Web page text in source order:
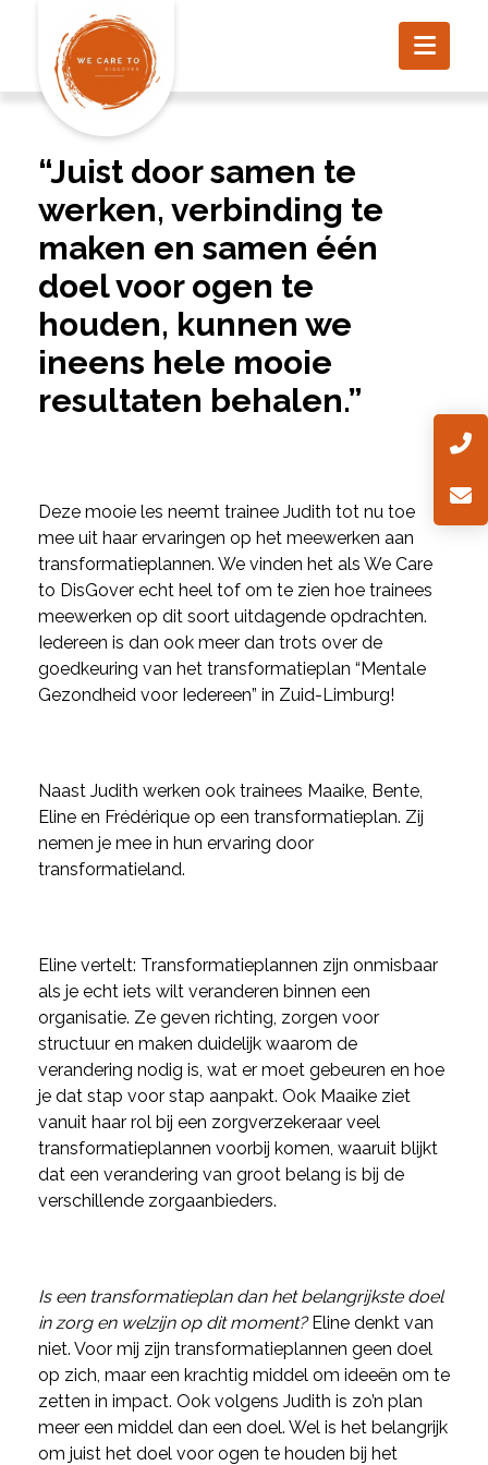
“Juist door samen te
werken, verbinding te
maken en samen één
doel voor ogen te
houden, kunnen we
ineens hele mooie
resultaten behalen.”
Deze mooie les neemt trainee Judith tot nu toe
mee uit haar ervaringen op het meewerken aan
transformatieplannen. We vinden het als We Care
to DisGover echt heel tof om te zien hoe trainees
meewerken op dit soort uitdagende opdrachten.
Iedereen is dan ook meer dan trots over de
goedkeuring van het transformatieplan “Mentale
Gezondheid voor Iedereen” in Zuid-Limburg!
Naast Judith werken ook trainees Maaike, Bente,
Eline en Frédérique op een transformatieplan. Zij
nemen je mee in hun ervaring door
transformatieland.
Eline vertelt: Transformatieplannen zijn onmisbaar
als je echt iets wilt veranderen binnen een
organisatie. Ze geven richting, zorgen voor
structuur en maken duidelijk waarom de
verandering nodig is, wat er moet gebeuren en hoe
je dat stap voor stap aanpakt. Ook Maaike ziet
vanuit haar rol bij een zorgverzekeraar veel
transformatieplannen voorbij komen, waaruit blijkt
dat een verandering van groot belang is bij de
verschillende zorgaanbieders.
Is een transformatieplan dan het belangrijkste doel
in zorg en welzijn op dit moment?Eline denkt van
niet. Voor mij zijn transformatieplannen geen doel
op zich, maar een krachtig middel om ideeën om te
zetten in impact. Ook volgens Judith is zo’n plan
meer een middel dan een doel. Wel is het belangrijk
om juist het doel voor ogen te houden bij het